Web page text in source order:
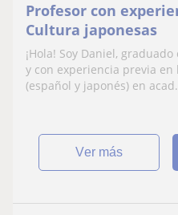
Profesor con
Cultura japonesas
¡Hola! Soy Daniel,
y con experiencia previa
(español y japonés) en
ver más